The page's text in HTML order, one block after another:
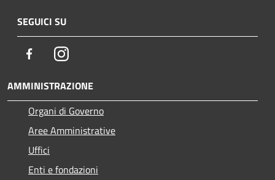
SEGUICI SU
FacebookInstagram
AMMINISTRAZIONE
Organi di Governo
Aree Amministrative
Uffici
Enti e fondazioni